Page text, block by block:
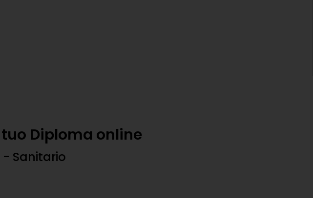
tuo Diploma online
- Sanitario